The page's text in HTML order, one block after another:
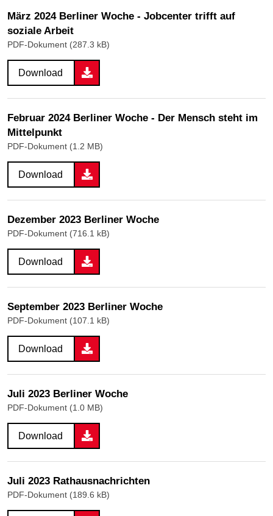
März 2024 Berliner Woche - Jobcenter trifft auf
soziale Arbeit
PDF-Dokument (287.3 kB)
Download
Februar 2024 Berliner Woche - Der Mensch steht im
Mittelpunkt
PDF-Dokument (1.2 MB)
Download
Dezember 2023 Berliner Woche
PDF-Dokument (716.1 kB)
Download
September 2023 Berliner Woche
PDF-Dokument (107.1 kB)
Download
Juli 2023 Berliner Woche
PDF-Dokument (1.0 MB)
Download
Juli 2023 Rathausnachrichten
PDF-Dokument (189.6 kB)